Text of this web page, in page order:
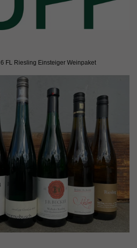
6 FL Riesling Einsteiger Weinpaket